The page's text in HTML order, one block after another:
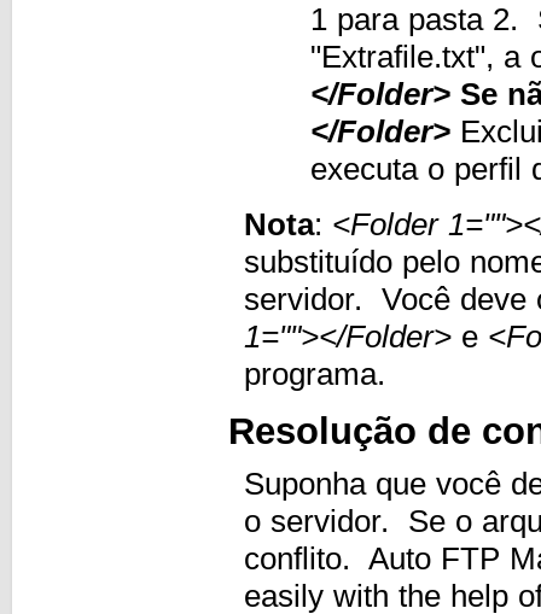
1 para pasta 2.
"Extrafile.txt", a
</Folder> Se
</Folder>
executa o perfil
Nota: <Folder
substituído pelo
servidor. Você deve
1=""></Folder> e
programa.
Resolução de
Suponha que você
o servidor. Se o
conflito. Auto FTP
easily with the help